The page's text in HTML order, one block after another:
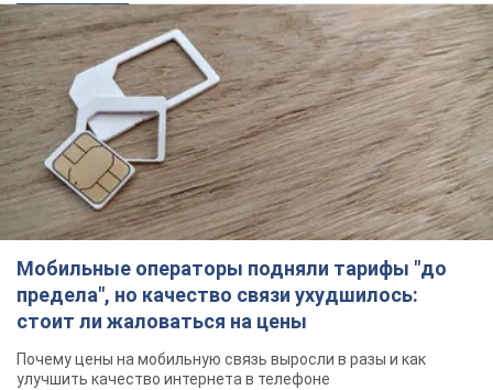
Мобильные операторы подняли тарифы "до
предела", но качество связи ухудшилось:
стоит ли жаловаться на цены
Почему цены на мобильную связь выросли в разы и как
улучшить качество интернета в телефоне